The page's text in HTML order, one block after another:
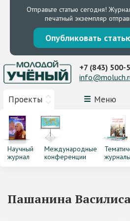
Отправьте статью сегодня!
печатный экземпляр
Опубликовать
Проекты Меню
+7 (843) 500-
Научный
журнал
Международные
конференции
журналы
Пашанина